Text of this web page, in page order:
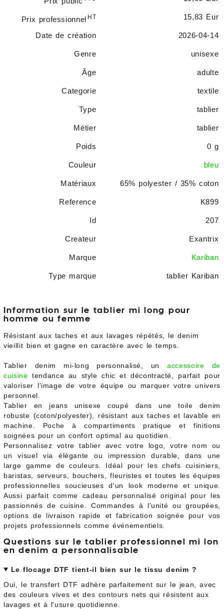
Prix professionnel HT 15,83 Eur
Date de création 2026-04-14
Genre unisexe
Âge adulte
Categorie textile
Type tablier
Métier tablier
Poids 0 g
Couleur bleu
Matériaux 65% polyester / 35% coton
Reference K899
Id 207
Createur Exantrix
Marque Kariban
Type marque tablier Kariban
Information sur le tablier mi long pour
homme ou femme
Résistant aux taches et aux lavages répétés, le denim
vieillit bien et gagne en caractère avec le temps.
Tablier denim mi-long personnalisé, unaccessoire de
cuisine tendance au style chic et décontracté, parfait pour
valoriser l'image de votre équipe ou marquer votre univers
personnel.
Tablier en jeans unisexe coupé dans une toile denim
robuste (coton/polyester), résistant aux taches et lavable en
machine. Poche à compartiments pratique et finitions
soignées pour un confort optimal au quotidien.
Personnalisez votre tablier avec votre logo, votre nom ou
un visuel via élégante ou impression durable, dans une
large gamme de couleurs. Idéal pour les chefs cuisiniers,
baristas, serveurs, bouchers, fleuristes et toutes les équipes
professionnelles soucieuses d'un look moderne et unique.
Aussi parfait comme cadeau personnalisé original pour les
passionnés de cuisine. Commandes à l'unité ou groupées,
options de livraison rapide et fabrication soignée pour vos
projets professionnels comme événementiels.
Questions sur le tablier professionnel mi lon
en denim a personnalisable
Le flocage DTF tient-il bien sur le tissu denim ?
Oui, le transfert DTF adhère parfaitement sur le jean, avec
des couleurs vives et des contours nets qui résistent aux
lavages et à l'usure quotidienne.